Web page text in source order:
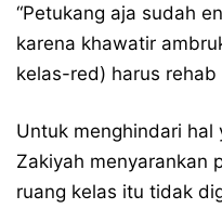
“Petukang aja sudah
karena khawatir
kelas-red) harus rehab
Untuk menghindari hal
Zakiyah menyarankan
ruang kelas itu tidak